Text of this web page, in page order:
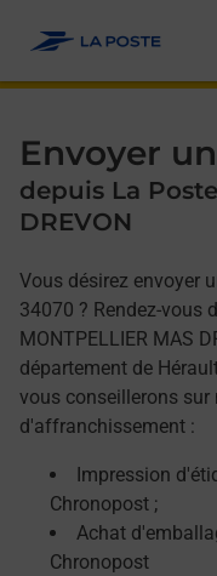
Envoyer
depuis La
DREVON
Vous désirez envoyer
34070 ? Rendez-vous
MONTPELLIER MAS
département de
vous conseillerons
d'affranchissement :
Impression
Chronopost ;
Achat
Chronopost